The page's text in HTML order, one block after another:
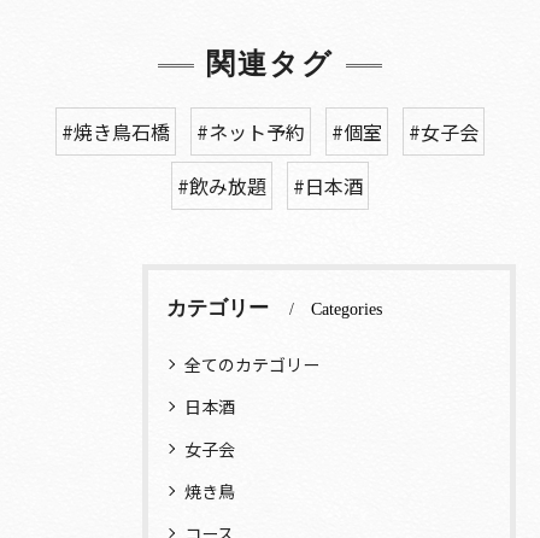
関連タグ
#焼き鳥石橋 #ネット予約 #個室
#女子会
#飲み放題
#日本酒
カテゴリー Categories
全てのカテゴリー
日本酒
女子会
焼き鳥
コース